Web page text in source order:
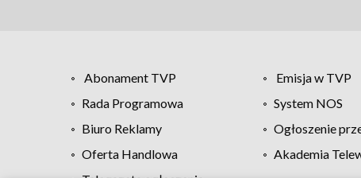
Abonament TVP Emisja w TVP
Rada Programowa
System NOS
Biuro Reklamy
Ogłoszenie
Oferta Handlowa
Akademia